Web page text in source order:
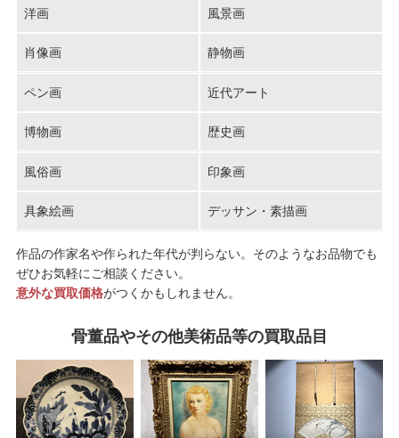
洋画 風景画
肖像画 静物画
ペン画 近代アート
博物画 歴史画
風俗画 印象画
具象絵画 デッサン・素描画
作品の作家名や作られた年代が判らない。そのようなお品物でも
ぜひお気軽にご相談ください。
意外な買取価格がつくかもしれません。
骨董品やその他美術品等の買取品目